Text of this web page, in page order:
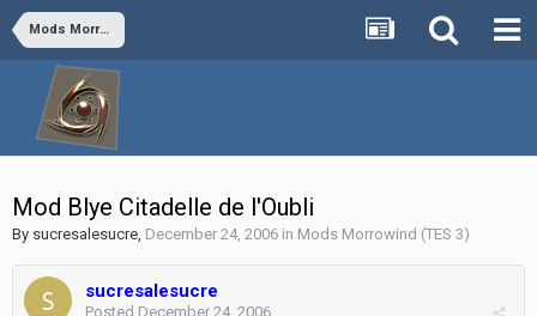
Mods Morrowind (TES 3)
Mod Blye Citadelle de l'Oubli
By sucresalesucre, December 24, 2006 in Mods Morrowind (TES 3)
sucresalesucre
Posted December 24, 2006